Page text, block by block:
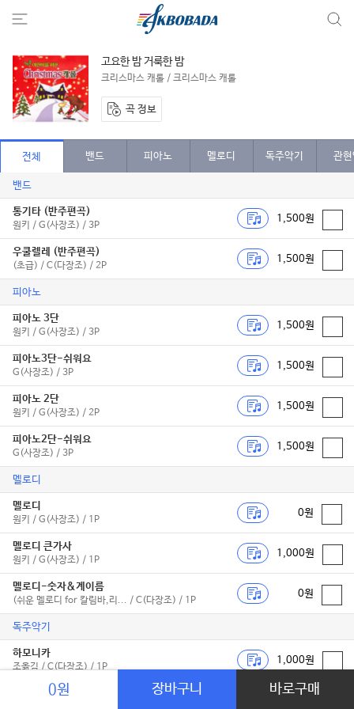
고요한 밤 거룩한 밤
크리스마스 캐롤 / 크리스마스 캐롤
곡 정보
전체 밴드 피아노 멜로디 독주악기 관
밴드
통기타 (반주편곡)
원키 / G(사장조) / 3P
1,500원
우쿨렐레 (반주편곡)
(초급) / C(다장조) / 2P
1,500원
피아노
피아노 3단
원키 / G(사장조) / 3P
1,500원
피아노3단-쉬워요
G(사장조) / 3P
1,500원
피아노 2단
원키 / G(사장조) / 2P
1,500원
피아노2단-쉬워요
G(사장조) / 3P
1,500원
멜로디
멜로디
원키 / G(사장조) / 1P
0원
멜로디 큰가사
원키 / G(사장조) / 1P
1,000원
멜로디-숫자&계이름
(쉬운 멜로디 for 칼림바,리... / C(다장조) / 1P
0원
독주악기
하모니카
조옮김 / C(다장조) / 1P
1,000원
플룻&피아노
0원 장바구니 바로구매